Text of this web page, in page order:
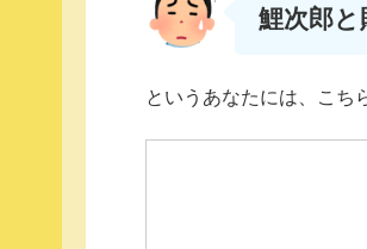
鯉次郎
というあなたには、こち